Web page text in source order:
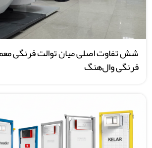
شش تفاوت اصلی میان توالت فرنگی
فرنگی وال‌هنگ